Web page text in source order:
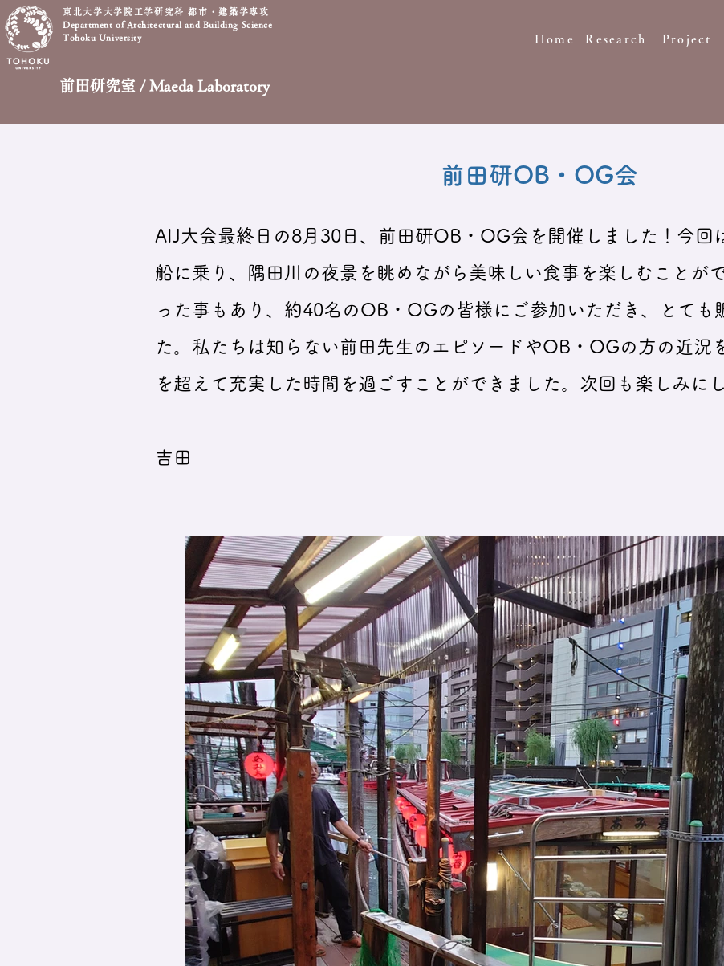
東北大学大学院工学研究科 都市・建築学専攻
Department of Architectural and Building Science
Tohoku University
前田研究室 / Maeda Laboratory
Home Research Project
前田研OB・OG会
AIJ大会最終日の8月30日、前田研OB・OG会を開催しました！今回
船に乗り、隅田川の夜景を眺めながら美味しい食事を楽しむことが
った事もあり、約40名のOB・OGの皆様にご参加いただき、とても
た。私たちは知らない前田先生のエピソードやOB・OGの方の近況
を超えて充実した時間を過ごすことができました。次回も楽しみに
吉田